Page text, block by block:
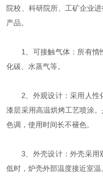
院校、科研院所、工矿企业
产品。
1、可接触气体：所有惰
化碳、水蒸气等。
2、外观设计：采用人性
漆层采用高温烘烤工艺喷涂
色调，使用时间长不褪色。
3、外壳设计：外壳采用
低时，炉壳外部温度接近室温